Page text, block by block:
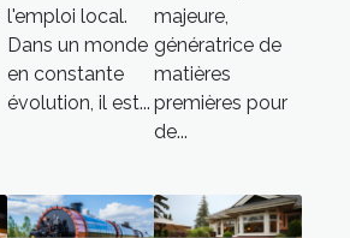
l'emploi local.
Dans un monde
en constante
évolution, il est...
majeure,
génératrice de
matières
premières pour
de...